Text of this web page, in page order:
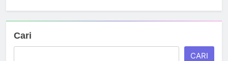
Cari
CARI